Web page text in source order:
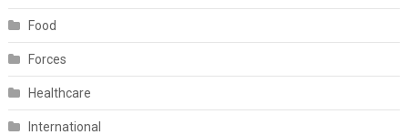
Food
Forces
Healthcare
International